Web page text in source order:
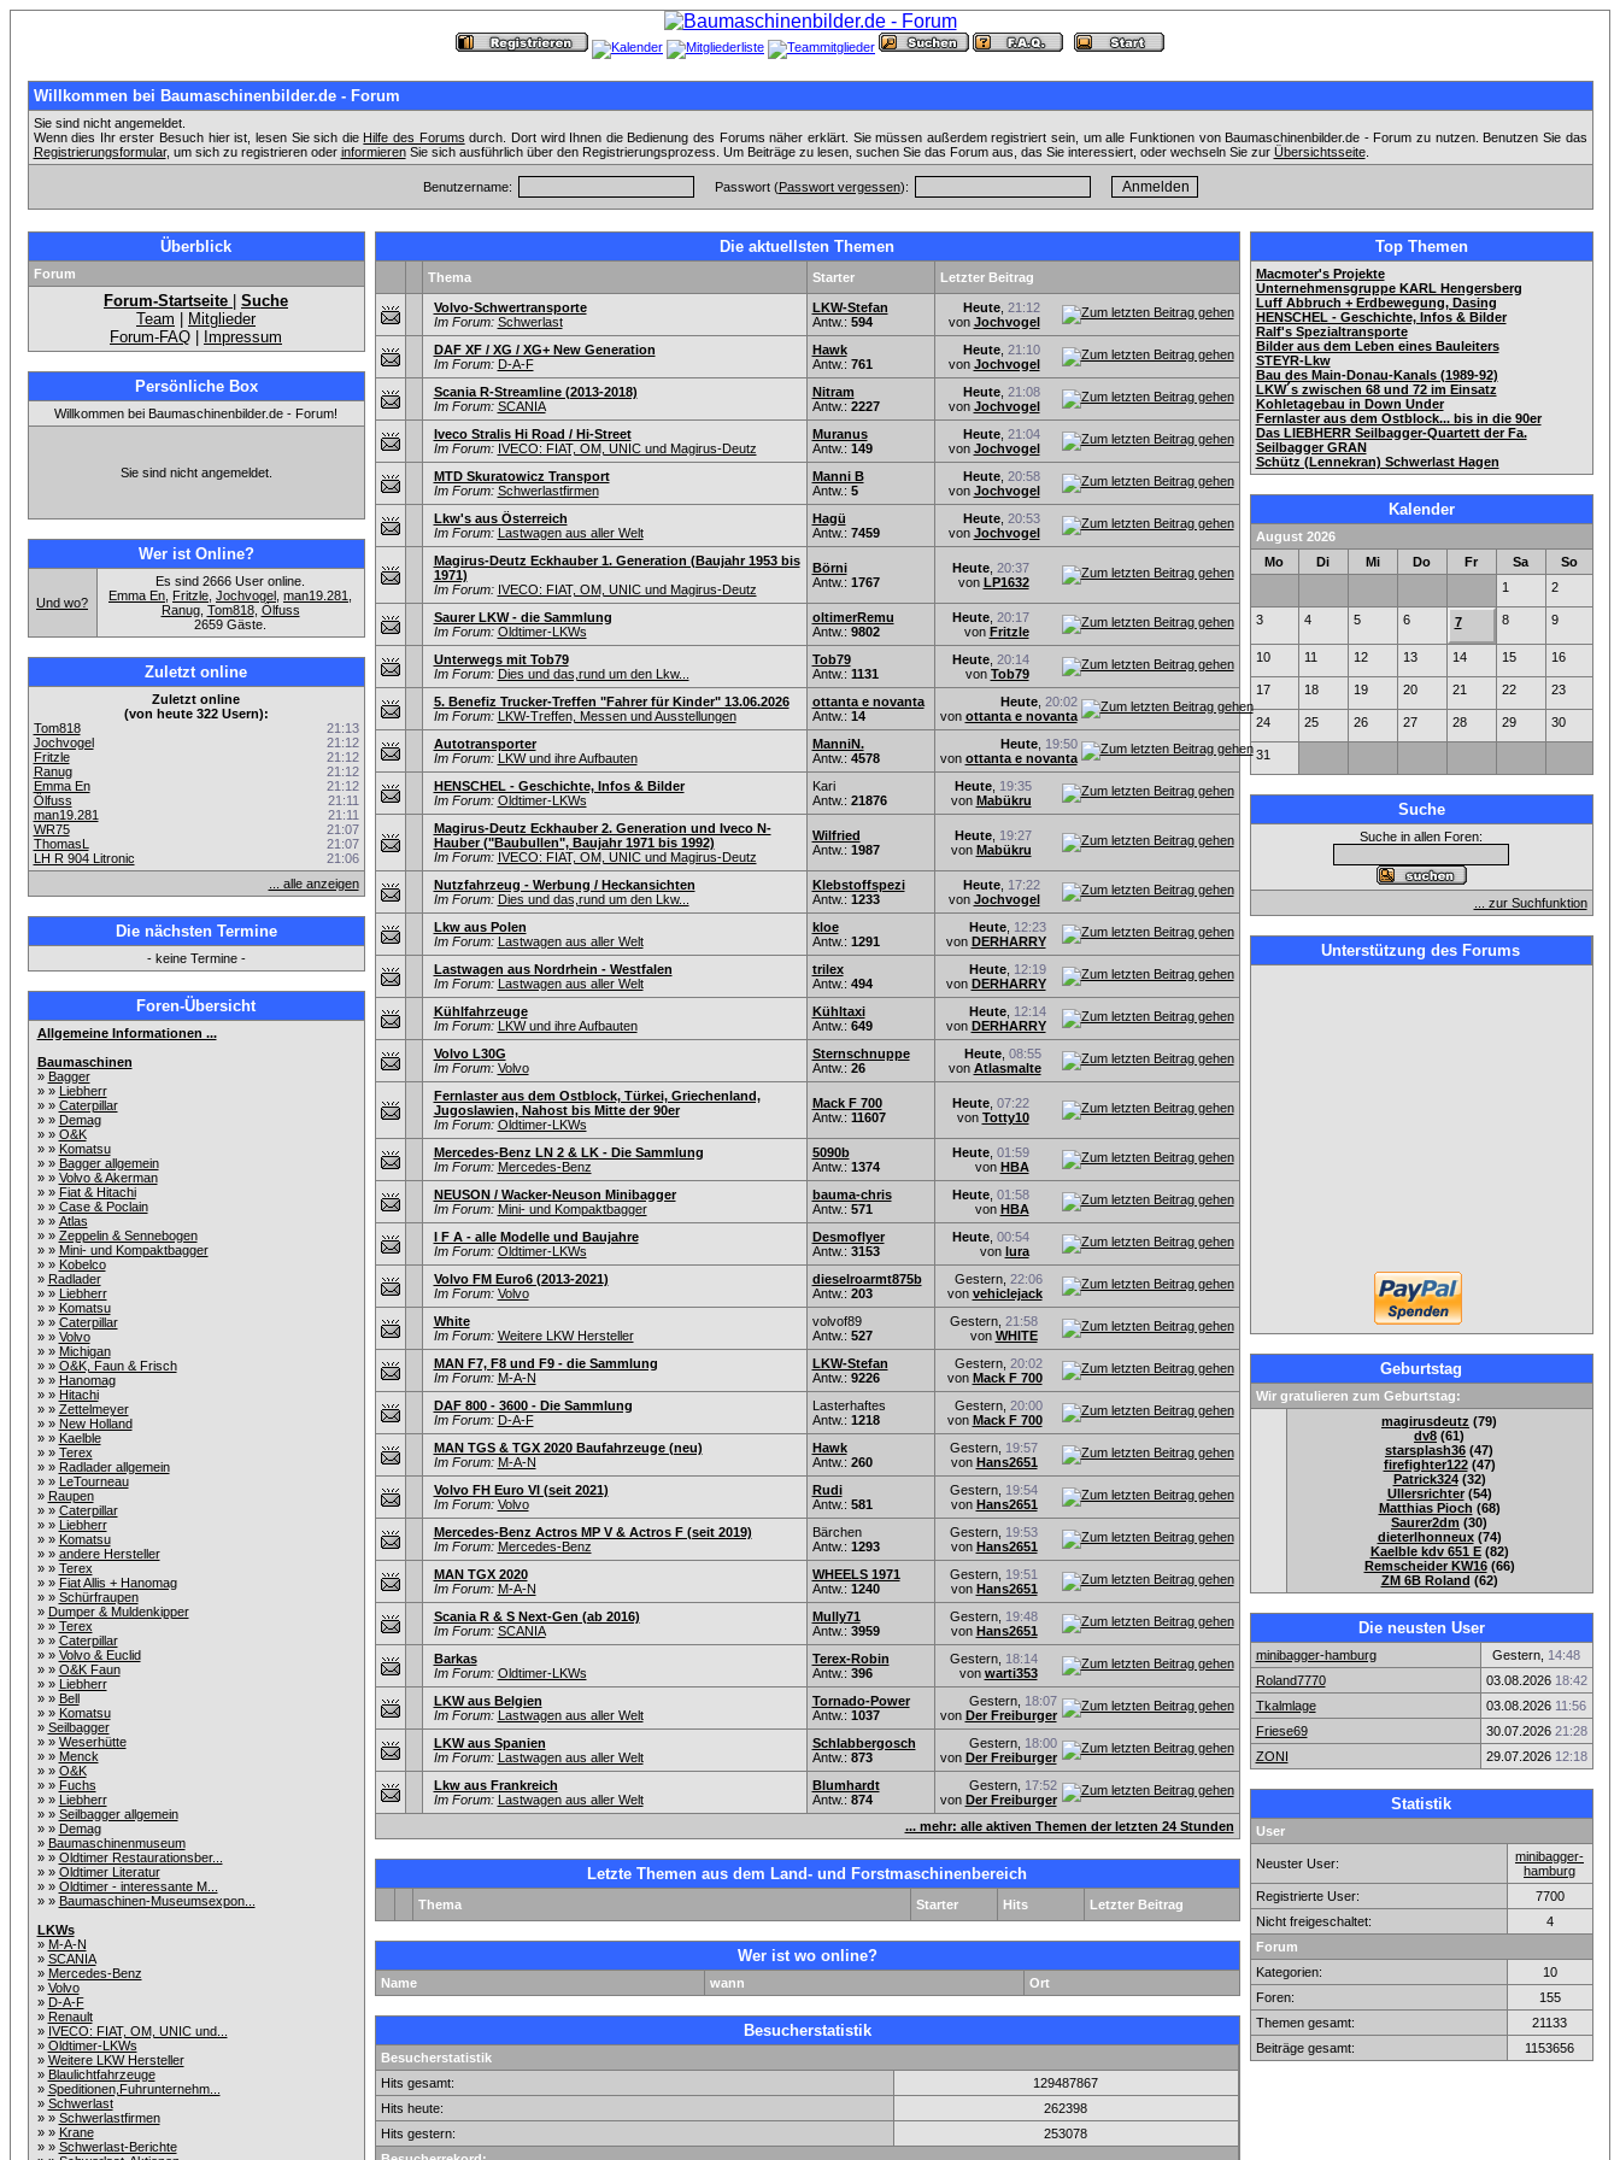
Willkommen bei Baumaschinenbilder.de - Forum
Sie sind nicht angemeldet.
Wenn dies Ihr erster Besuch hier ist, lesen Sie sich die Hilfe des Forums durch. Dort wird Ihnen die Bedienung des Forums näher erklärt. Sie müssen außerdem registriert sein, um alle Funktionen von Baumaschinenbilder.de - Forum zu nutzen. Benutzen Sie das
Registrierungsformular, um sich zu registrieren oder informierenSie sich ausführlich über den Registrierungsprozess. Um Beiträge zu lesen, suchen Sie das Forum aus, das Sie interessiert, oder wechseln Sie zur Übersichtsseite.
Benutzername: Passwort (Passwort vergessen):
Überblick
Forum
Forum-Startseite
Suche
Team
Mitglieder
Forum-FAQ
Impressum
Persönliche Box
Willkommen bei Baumaschinenbilder.de - Forum!
Sie sind nicht angemeldet.
Wer ist Online?
Und wo?
Es sind 2666 User online.
Emma En Fritzle Jochvogel man19.281
Ranug, Tom818, Ölfuss
2659 Gäste.
Zuletzt online
Zuletzt online
(von heute 322 Usern):
Tom818
21:13
Jochvogel
21:12
Fritzle
21:12
Ranug
21:12
Emma En
21:12
Ölfuss
21:11
man19.281
21:11
WR75
21:07
ThomasL
21:07
LH R 904 Litronic
21:06
... alle anzeigen
Die nächsten Termine
- keine Termine -
Foren-Übersicht
Allgemeine Informationen ...
Baumaschinen
» Bagger
» » Liebherr
» » Caterpillar
» » Demag
» » O&K
» » Komatsu
» » Bagger allgemein
» » Volvo & Akerman
» » Fiat & Hitachi
» » Case & Poclain
» » Atlas
» » Zeppelin & Sennebogen
» » Mini- und Kompaktbagger
» » Kobelco
» Radlader
» » Liebherr
» » Komatsu
» » Caterpillar
» » Volvo
» » Michigan
» » O&K, Faun & Frisch
» » Hanomag
» » Hitachi
» » Zettelmeyer
» » New Holland
» » Kaelble
» » Terex
» » Radlader allgemein
» » LeTourneau
» Raupen
» » Caterpillar
» » Liebherr
» » Komatsu
» » andere Hersteller
» » Terex
» » Fiat Allis + Hanomag
» » Schürfraupen
» Dumper & Muldenkipper
» » Terex
» » Caterpillar
» » Volvo & Euclid
» » O&K Faun
» » Liebherr
» » Bell
» » Komatsu
» Seilbagger
» » Weserhütte
» » Menck
» » O&K
» » Fuchs
» » Liebherr
» » Seilbagger allgemein
» » Demag
» Baumaschinenmuseum
» » Oldtimer Restaurationsber...
» » Oldtimer Literatur
» » Oldtimer - interessante M...
» » Baumaschinen-Museumsexpon...
LKWs
» M-A-N
» SCANIA
» Mercedes-Benz
» Volvo
» D-A-F
» Renault
» IVECO: FIAT, OM, UNIC und...
» Oldtimer-LKWs
» Weitere LKW Hersteller
» Blaulichtfahrzeuge
» Speditionen,Fuhrunternehm...
» Schwerlast
» » Schwerlastfirmen
» » Krane
» » Schwerlast-Berichte
Die aktuellsten Themen
Thema Starter Letzter Beitrag
Volvo-Schwertransporte
Im Forum: Schwerlast
LKW-Stefan
Antw.: 594
Heute, 21:12
von Jochvogel
DAF XF / XG / XG+ New Generation
Im Forum: D-A-F
Hawk
Antw.: 761
Heute, 21:10
von Jochvogel
Scania R-Streamline (2013-2018)
Im Forum: SCANIA
Nitram
Antw.: 2227
Heute, 21:08
von Jochvogel
Iveco Stralis Hi Road / Hi-Street
Im Forum: IVECO: FIAT, OM, UNIC und Magirus-Deutz
Muranus
Antw.: 149
Heute, 21:04
von Jochvogel
MTD Skuratowicz Transport
Im Forum: Schwerlastfirmen
Manni B
Antw.: 5
Heute, 20:58
von Jochvogel
Lkw's aus Österreich
Im Forum: Lastwagen aus aller Welt
Hagü
Antw.: 7459
Heute, 20:53
von Jochvogel
Magirus-Deutz Eckhauber 1. Generation (Baujahr 1953 bis
1971)
Im Forum: IVECO: FIAT, OM, UNIC und Magirus-Deutz
Börni
Antw.: 1767
Heute, 20:37
von LP1632
Saurer LKW - die Sammlung
Im Forum: Oldtimer-LKWs
oltimerRemu
Antw.: 9802
Heute, 20:17
von Fritzle
Unterwegs mit Tob79
Im Forum: Dies und das,rund um den Lkw...
Tob79
Antw.: 1131
Heute, 20:14
von Tob79
5. Benefiz Trucker-Treffen "Fahrer für Kinder" 13.06.2026
Im Forum: LKW-Treffen, Messen und Ausstellungen
ottanta e novanta
Antw.: 14
Heute, 20:02
von ottanta e novanta
Autotransporter
Im Forum: LKW und ihre Aufbauten
ManniN.
Antw.: 4578
Heute, 19:50
von ottanta e novanta
HENSCHEL - Geschichte, Infos & Bilder
Im Forum: Oldtimer-LKWs
Kari
Antw.: 21876
Heute, 19:35
von Mabükru
Magirus-Deutz Eckhauber 2. Generation und Iveco N-
Hauber ("Baubullen", Baujahr 1971 bis 1992)
Im Forum: IVECO: FIAT, OM, UNIC und Magirus-Deutz
Wilfried
Antw.: 1987
Heute, 19:27
von Mabükru
Nutzfahrzeug - Werbung / Heckansichten
Im Forum: Dies und das,rund um den Lkw...
Klebstoffspezi
Antw.: 1233
Heute, 17:22
von Jochvogel
Lkw aus Polen
Im Forum: Lastwagen aus aller Welt
kloe
Antw.: 1291
Heute, 12:23
von DERHARRY
Lastwagen aus Nordrhein - Westfalen
Im Forum: Lastwagen aus aller Welt
trilex
Antw.: 494
Heute, 12:19
von DERHARRY
Kühlfahrzeuge
Im Forum: LKW und ihre Aufbauten
Kühltaxi
Antw.: 649
Heute, 12:14
von DERHARRY
Volvo L30G
Im Forum: Volvo
Sternschnuppe
Antw.: 26
Heute, 08:55
von Atlasmalte
Fernlaster aus dem Ostblock, Türkei, Griechenland,
Jugoslawien, Nahost bis Mitte der 90er
Im Forum: Oldtimer-LKWs
Mack F 700
Antw.: 11607
Heute, 07:22
von Totty10
Mercedes-Benz LN 2 & LK - Die Sammlung
Im Forum: Mercedes-Benz
5090b
Antw.: 1374
Heute, 01:59
von HBA
NEUSON / Wacker-Neuson Minibagger
Im Forum: Mini- und Kompaktbagger
bauma-chris
Antw.: 571
Heute, 01:58
von HBA
I F A - alle Modelle und Baujahre
Im Forum: Oldtimer-LKWs
Desmoflyer
Antw.: 3153
Heute, 00:54
von lura
Volvo FM Euro6 (2013-2021)
Im Forum: Volvo
dieselroarmt875b
Antw.: 203
Gestern, 22:06
von vehiclejack
White
Im Forum: Weitere LKW Hersteller
volvof89
Antw.: 527
Gestern, 21:58
von WHITE
MAN F7, F8 und F9 - die Sammlung
Im Forum: M-A-N
LKW-Stefan
Antw.: 9226
Gestern, 20:02
von Mack F 700
DAF 800 - 3600 - Die Sammlung
Im Forum: D-A-F
Lasterhaftes
Antw.: 1218
Gestern, 20:00
von Mack F 700
MAN TGS & TGX 2020 Baufahrzeuge (neu)
Im Forum: M-A-N
Hawk
Antw.: 260
Gestern, 19:57
von Hans2651
Volvo FH Euro VI (seit 2021)
Im Forum: Volvo
Rudi
Antw.: 581
Gestern, 19:54
von Hans2651
Mercedes-Benz Actros MP V & Actros F (seit 2019)
Im Forum: Mercedes-Benz
Bärchen
Antw.: 1293
Gestern, 19:53
von Hans2651
MAN TGX 2020
Im Forum: M-A-N
WHEELS 1971
Antw.: 1240
Gestern, 19:51
von Hans2651
Scania R & S Next-Gen (ab 2016)
Im Forum: SCANIA
Mully71
Antw.: 3959
Gestern, 19:48
von Hans2651
Barkas
Im Forum: Oldtimer-LKWs
Terex-Robin
Antw.: 396
Gestern, 18:14
von warti353
LKW aus Belgien
Im Forum: Lastwagen aus aller Welt
Tornado-Power
Antw.: 1037
Gestern, 18:07
von Der Freiburger
LKW aus Spanien
Im Forum: Lastwagen aus aller Welt
Schlabbergosch
Antw.: 873
Gestern, 18:00
von Der Freiburger
Lkw aus Frankreich
Im Forum: Lastwagen aus aller Welt
Blumhardt
Antw.: 874
Gestern, 17:52
von Der Freiburger
... mehr: alle aktiven Themen der letzten 24 Stunden
Letzte Themen aus dem Land- und Forstmaschinenbereich
Thema Starter Hits Letzter Beitrag
Wer ist wo online?
Name wann Ort
Besucherstatistik
Besucherstatistik
Hits gesamt:
129487867
Hits heute:
262398
Hits gestern:
253078
Top Themen
Macmoter's Projekte
Unternehmensgruppe KARL Hengersberg
Luff Abbruch + Erdbewegung, Dasing
HENSCHEL - Geschichte, Infos & Bilder
Ralf's Spezialtransporte
Bilder aus dem Leben eines Bauleiters
STEYR-Lkw
Bau des Main-Donau-Kanals (1989-92)
LKW´s zwischen 68 und 72 im Einsatz
Kohletagebau in Down Under
Fernlaster aus dem Ostblock... bis in die 90er
Das LIEBHERR Seilbagger-Quartett der Fa.
Seilbagger GRAN
Schütz (Lennekran) Schwerlast Hagen
Kalender
August 2026
Mo
Di Mi Do Fr Sa
So
1
2
3 4 5 6 7 8 9
10 11 12 13 14 15 16
17 18 19 20 21 22 23
24 25 26 27 28 29 30
31
Suche
Suche in allen Foren:
... zur Suchfunktion
Unterstützung des Forums
Geburtstag
Wir gratulieren zum Geburtstag:
magirusdeutz (79)
dv8 (61)
starsplash36 (47)
firefighter122(47)
Patrick324(32)
Ullersrichter(54)
Matthias Pioch (68)
Saurer2dm (30)
dieterlhonneux(74)
Kaelble kdv 651 E(82)
Remscheider KW16(66)
ZM 6B Roland (62)
Die neusten User
minibagger-hamburg Gestern, 14:48
Roland7770
03.08.2026 18:42
Tkalmlage
03.08.2026 11:56
Friese69
30.07.2026 21:28
ZONI
29.07.2026 12:18
Statistik
User
Neuster User:
minibagger-
hamburg
Registrierte User:
7700
Nicht freigeschaltet:
4
Forum
Kategorien:
10
Foren:
155
Themen gesamt:
21133
Beiträge gesamt:
1153656